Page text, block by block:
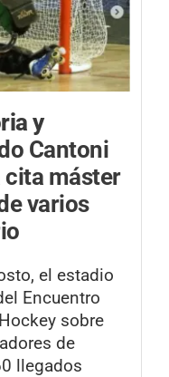
y
Cantoni
cita máster
varios
el estadio
Encuentro
sobre
de
llegados